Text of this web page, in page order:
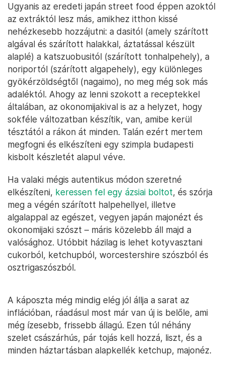
Ugyanis az eredeti japán street food éppen azoktól
az extráktól lesz más, amikhez itthon kissé
nehézkesebb hozzájutni: a dasitól (amely szárított
algával és szárított halakkal, áztatással készült
alaplé) a katszuobusitól (szárított tonhalpehely), a
noriportól (szárított algapehely), egy különleges
gyökérzöldségtől (nagaimo), no meg még sok más
adaléktól. Ahogy az lenni szokott a receptekkel
általában, az okonomijakival is az a helyzet, hogy
sokféle változatban készítik, van, amibe kerül
tésztától a rákon át minden. Talán ezért mertem
megfogni és elkészíteni egy szimpla budapesti
kisbolt készletét alapul véve.
Ha valaki mégis autentikus módon szeretné
elkészíteni, keressen fel egy ázsiai boltot, és szórja
meg a végén szárított halpehellyel, illetve
algalappal az egészet, vegyen japán majonézt és
okonomijaki szószt – máris közelebb áll majd a
valósághoz. Utóbbit házilag is lehet kotyvasztani
cukorból, ketchupból, worcestershire szószból és
osztrigaszószból.
A káposzta még mindig elég jól állja a sarat az
inflációban, ráadásul most már van új is belőle, ami
még ízesebb, frissebb állagú. Ezen túl néhány
szelet császárhús, pár tojás kell hozzá, liszt, és a
minden háztartásban alapkellék ketchup, majonéz.